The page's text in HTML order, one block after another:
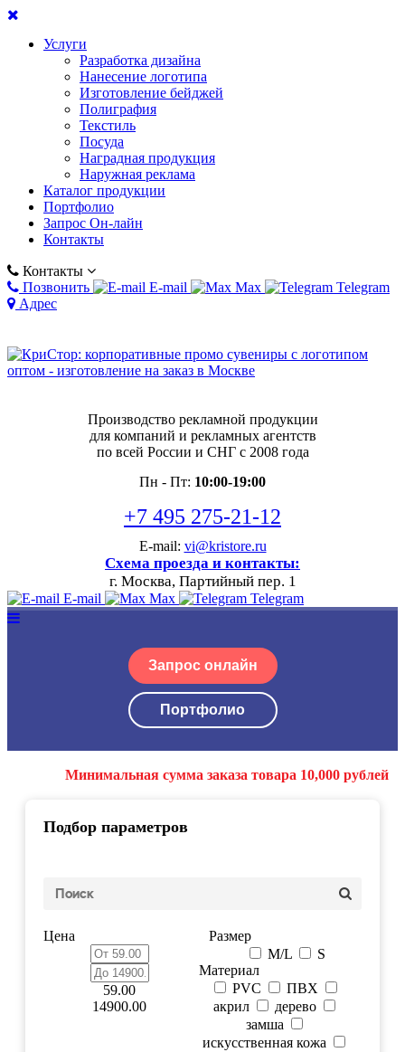
Услуги
Разработка дизайна
Нанесение логотипа
Изготовление бейджей
Полиграфия
Текстиль
Посуда
Наградная продукция
Наружная реклама
Каталог продукции
Портфолио
Запрос Он-лайн
Контакты
Контакты
Позвонить
E-mail Max
Telegram
Адрес
Производство рекламной продукции
для компаний и рекламных агентств
по всей России и СНГ с 2008 года
Пн - Пт: 10:00-19:00
+7 495 275-21-12
E-mail: vi@kristore.ru
Схема проезда и контакты:
г. Москва, Партийный пер. 1
E-mail Max Telegram
Запрос онлайн
Портфолио
Минимальная сумма заказа товара 10,000 рублей
Подбор параметров
Цена
59.00
14900.00
Размер
M/L
S
Материал
PVC
ПВХ
акрил
дерево
замша
искусственная кожа